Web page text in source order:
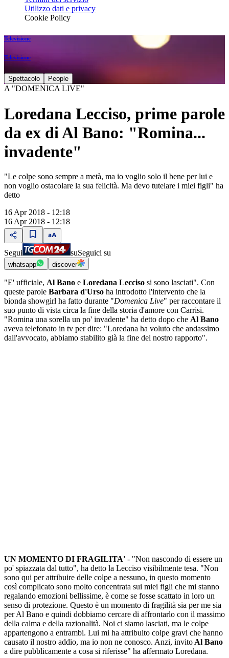
Utilizzo dati e privacy
Cookie Policy
Televisione
Televisione
Spettacolo People
A "DOMENICA LIVE"
Loredana Lecciso, prime parole
da ex di Al Bano: "Romina...
invadente"
"Le colpe sono sempre a metà, ma io voglio solo il bene per lui e
non voglio ostacolare la sua felicità. Ma devo tutelare i miei figli" ha
detto
16 Apr 2018 - 12:18
16 Apr 2018 - 12:18
Segui suSeguici su
whatsapp discover
"E' ufficiale, Al Bano e Loredana Lecciso si sono lasciati". Con
queste parole Barbara d'Urso ha introdotto l'intervento che la
bionda showgirl ha fatto durante "Domenica Live" per raccontare il
suo punto di vista circa la fine della storia d'amore con Carrisi.
"Romina una sorella un po' invadente" ha detto dopo che Al Bano
aveva telefonato in tv per dire: "Loredana ha voluto che andassimo
dall'avvocato, abbiamo stabilito già la fine del nostro rapporto".
UN MOMENTO DI FRAGILITA' - "Non nascondo di essere un
po' spiazzata dal tutto", ha detto la Lecciso visibilmente tesa. "Non
sono qui per attribuire delle colpe a nessuno, in questo momento
così complicato sono molto concentrata sui miei figli che mi stanno
regalando emozioni bellissime, è come se fosse scattato in loro un
senso di protezione. Questo è un momento di fragilità sia per me sia
per Al Bano e quindi dobbiamo cercare di affrontarlo con il massimo
della calma e della razionalità. Noi ci siamo lasciati, ma le colpe
appartengono a entrambi. Lui mi ha attribuito colpe gravi che hanno
causato il nostro addio, ma io non ne conosco. Anzi, invito Al Bano
a dire pubblicamente a cosa si riferisse" ha affermato Loredana.